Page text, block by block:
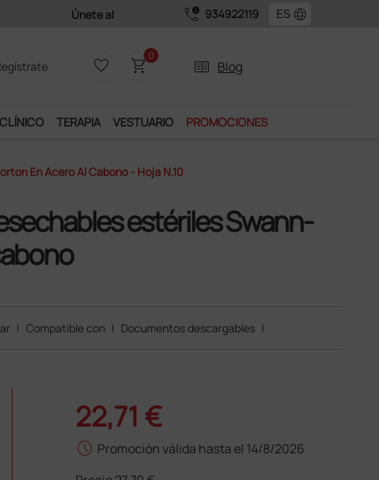
call_quality 934922119 language
favorite_border shopping_cart0
two_pager Blog
TERAPIA VESTUARIO PROMOCIONES
En Acero Al Cabono - Hoja N.10
estériles Swann-
| Compatible con | Documentos descargables |
22,71 €
schedule Promoción válida hasta el 14/8/2026